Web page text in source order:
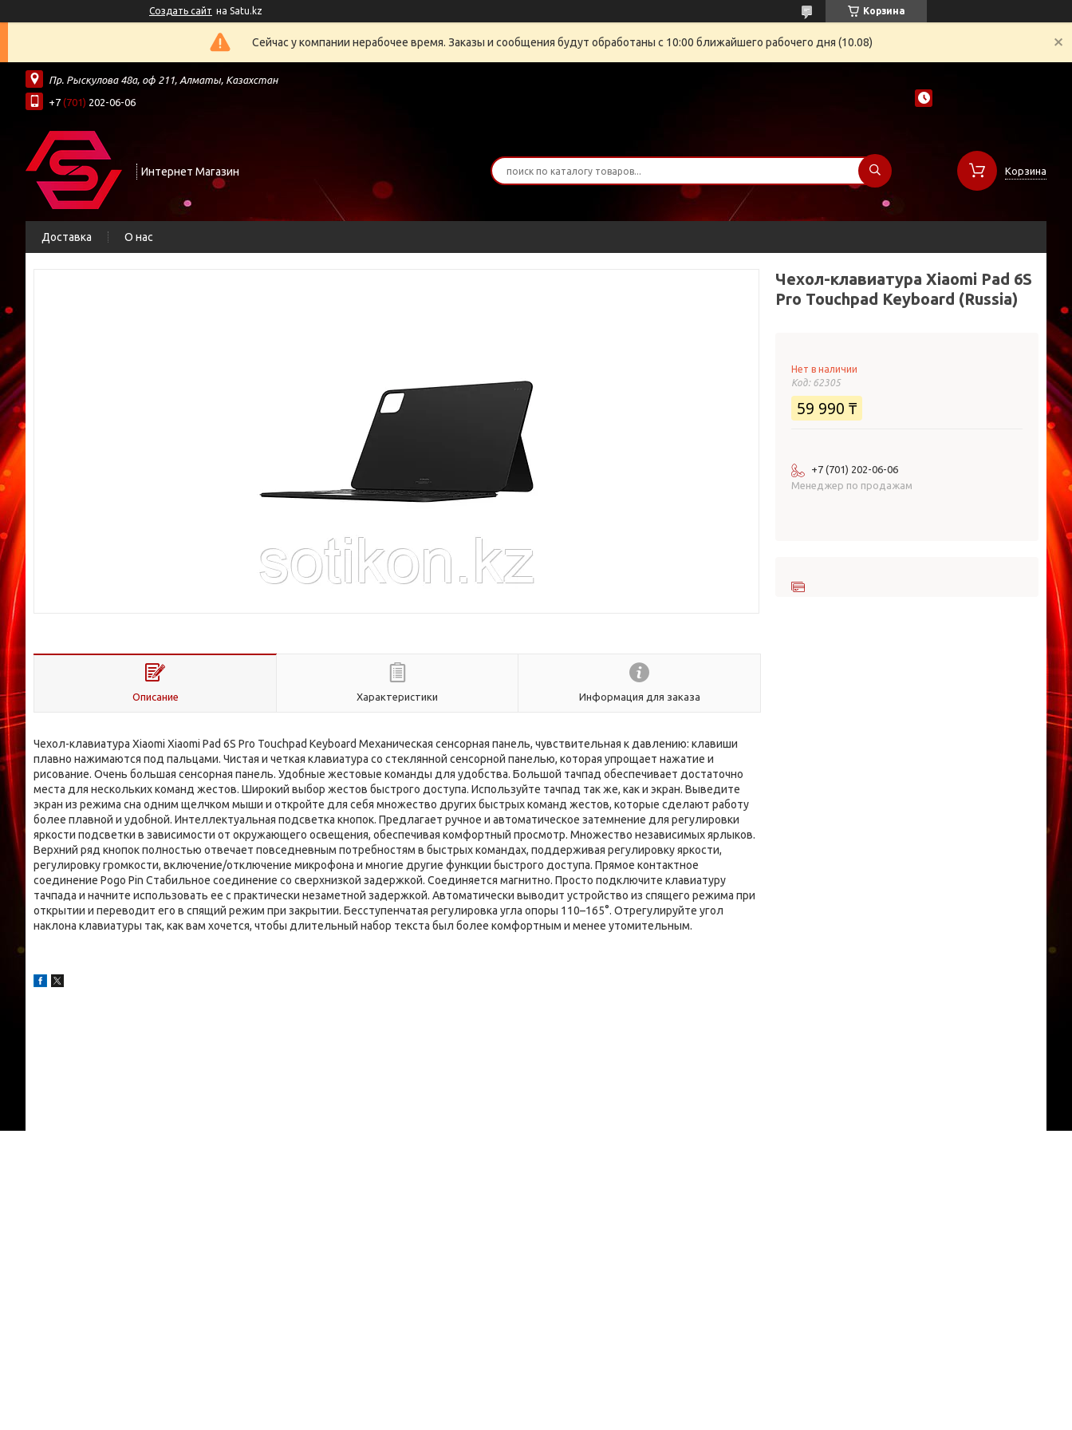
Создать сайт на Satu.kz Корзина
Сейчас у компании нерабочее время. Заказы и сообщения будут обработаны с 10:00 ближайшего рабочего дня (10.08)
Пр. Рыскулова 48а, оф 211, Алматы, Казахстан
+7 (701) 202-06-06
Интернет Магазин Корзина
Доставка О нас
Описание Характеристики Информация для заказа
Чехол-клавиатура Xiaomi Xiaomi Pad 6S Pro Touchpad Keyboard Механическая сенсорная панель, чувствительная к давлению: клавиши
плавно нажимаются под пальцами. Чистая и четкая клавиатура со стеклянной сенсорной панелью, которая упрощает нажатие и
рисование. Очень большая сенсорная панель. Удобные жестовые команды для удобства. Большой тачпад обеспечивает достаточно
места для нескольких команд жестов. Широкий выбор жестов быстрого доступа. Используйте тачпад так же, как и экран. Выведите
экран из режима сна одним щелчком мыши и откройте для себя множество других быстрых команд жестов, которые сделают работу
более плавной и удобной. Интеллектуальная подсветка кнопок. Предлагает ручное и автоматическое затемнение для регулировки
яркости подсветки в зависимости от окружающего освещения, обеспечивая комфортный просмотр. Множество независимых ярлыков.
Верхний ряд кнопок полностью отвечает повседневным потребностям в быстрых командах, поддерживая регулировку яркости,
регулировку громкости, включение/отключение микрофона и многие другие функции быстрого доступа. Прямое контактное
соединение Pogo Pin Стабильное соединение со сверхнизкой задержкой. Соединяется магнитно. Просто подключите клавиатуру
тачпада и начните использовать ее с практически незаметной задержкой. Автоматически выводит устройство из спящего режима при
открытии и переводит его в спящий режим при закрытии. Бесступенчатая регулировка угла опоры 110–165°. Отрегулируйте угол
наклона клавиатуры так, как вам хочется, чтобы длительный набор текста был более комфортным и менее утомительным.
Чехол-клавиатура Xiaomi Pad 6S
Pro Touchpad Keyboard (Russia)
Нет в наличии
Код: 62305
59 990 ₸
+7 (701) 202-06-06
Менеджер по продажам